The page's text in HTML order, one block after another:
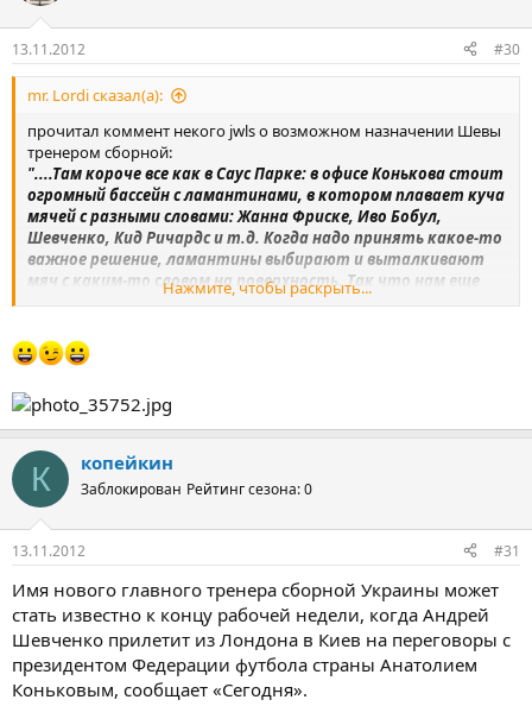
13.11.2012 #30
mr. Lordi сказал(а):
прочитал коммент некого jwls о возможном назначении Шевы
тренером сборной:
"....Там короче все как в Саус Парке: в офисе Конькова стоит
огромный бассейн с ламантинами, в котором плавает куча
мячей с разными словами: Жанна Фриске, Иво Бобул,
Шевченко, Кид Ричардс и т.д. Когда надо принять какое-то
важное решение, ламантины выбирают и выталкивают
мяч с каким-то словом на поверхность. Так что нам еще
повезло - тренером мог стать сиамский котенок или пачка
Нажмите, чтобы раскрыть...
К копейкин
Заблокирован Рейтинг сезона: 0
13.11.2012 #31
Имя нового главного тренера сборной Украины может
стать известно к концу рабочей недели, когда Андрей
Шевченко прилетит из Лондона в Киев на переговоры с
президентом Федерации футбола страны Анатолием
Коньковым, сообщает «Сегодня».